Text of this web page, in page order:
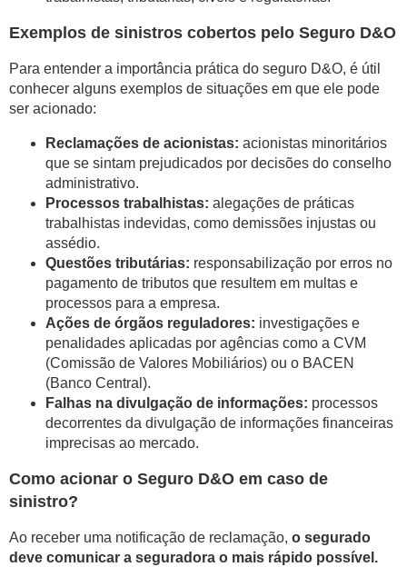
Exemplos de sinistros cobertos pelo Seguro D&O
Para entender a importância prática do seguro D&O, é útil
conhecer alguns exemplos de situações em que ele pode
ser acionado:
Reclamações de acionistas: acionistas minoritários
que se sintam prejudicados por decisões do conselho
administrativo.
Processos trabalhistas: alegações de práticas
trabalhistas indevidas, como demissões injustas ou
assédio.
Questões tributárias: responsabilização por erros no
pagamento de tributos que resultem em multas e
processos para a empresa.
Ações de órgãos reguladores: investigações e
penalidades aplicadas por agências como a CVM
(Comissão de Valores Mobiliários) ou o BACEN
(Banco Central).
Falhas na divulgação de informações: processos
decorrentes da divulgação de informações financeiras
imprecisas ao mercado.
Como acionar o Seguro D&O em caso de
sinistro?
Ao receber uma notificação de reclamação, o segurado
deve comunicar a seguradora o mais rápido possível.